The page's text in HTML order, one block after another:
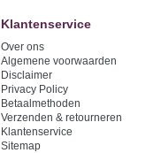
Klantenservice
Over ons
Algemene voorwaarden
Disclaimer
Privacy Policy
Betaalmethoden
Verzenden & retourneren
Klantenservice
Sitemap